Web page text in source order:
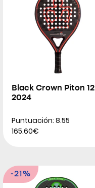
Black Crown Piton 12
2024
Puntuación: 8.55
165.60€
-21%